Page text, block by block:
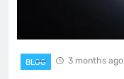
BLOG 3 months ago